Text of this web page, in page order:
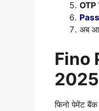
अब
Fino
2025
फिनो पेमेंट